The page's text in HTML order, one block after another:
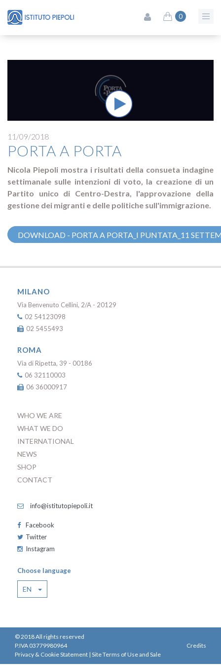
0
11/09/2018
PORTA A PORTA
Nicola Piepoli mostra i risultati della consueta indagine
settimanale sulle intenzioni di voto, la creazione di un
Partito unico di Centro-Destra, l'approvazione della
gestione dei migranti e delle politiche sull'immigrazione.
DOWNLOAD - PORTA A PORTA_I PUNTATA_11
MILANO
Via Benvenuto Cellini, 2/A - 20129
02 54123098
02 5455493
ROMA
Via di Ripetta, 39 - 00186
06 32110003
06 36000917
WHO WE ARE
WHAT WE DO
INTERNATIONAL
NEWS
SHOP
CONTACT
info@istitutopiepoli.it
Facebook
Twitter
Instagram
Choose language
EN
© 2018 All rights reserved
P.IVA 03779980964
Privacy & Cookie Statement | Site Terms of Use and Sale
Credits